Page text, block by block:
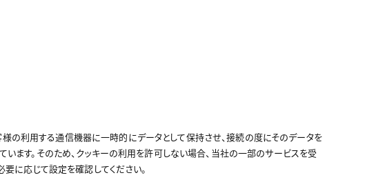
の利用する通信機器に一時的にデータとして保持させ、接続の度にそのデータを
ます。そのため、クッキーの利用を許可しない場合、当社の一部のサービスを受
に応じて設定を確認してください。